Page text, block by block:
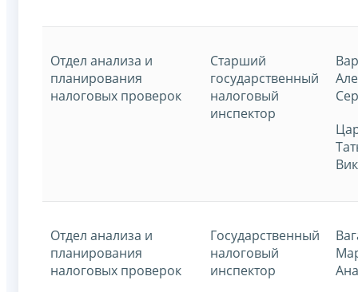
Отдел анализа и
планирования
налоговых проверок
Старший
государственный
налоговый
инспектор
Отдел анализа и
планирования
налоговых проверок
Государственный
налоговый
инспектор